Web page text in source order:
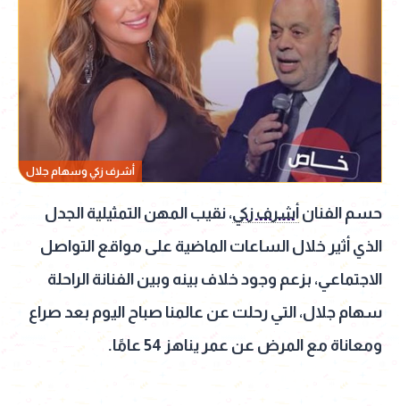
أشرف زكي وسهام جلال
حسم الفنان أشرف زكي، نقيب المهن التمثيلية الجدل
الذي أثير خلال الساعات الماضية على مواقع التواصل
الاجتماعي، بزعم وجود خلاف بينه وبين الفنانة الراحلة
سهام جلال، التي رحلت عن عالمنا صباح اليوم بعد صراع
ومعاناة مع المرض عن عمر يناهز 54 عامًا.